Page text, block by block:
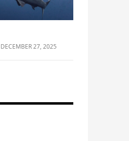
DECEMBER 27, 2025